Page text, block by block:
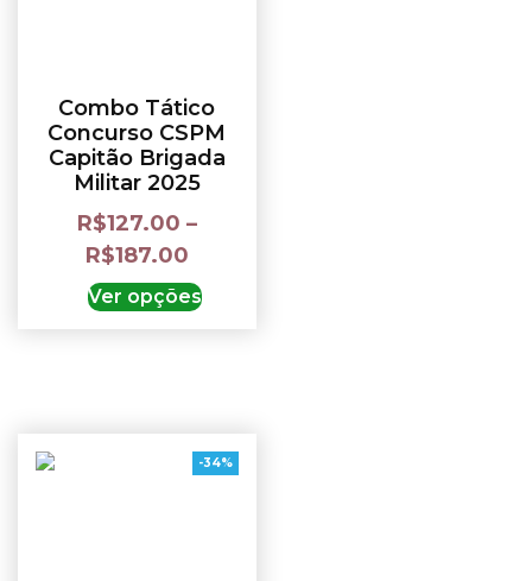
Combo Tático
Concurso CSPM
Capitão Brigada
Militar 2025
R$127.00 –
R$187.00
Ver opções
-34%